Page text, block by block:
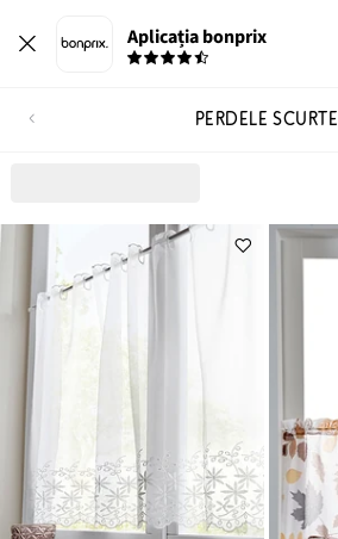
Aplicația bonprix
PERDELE SCURTE